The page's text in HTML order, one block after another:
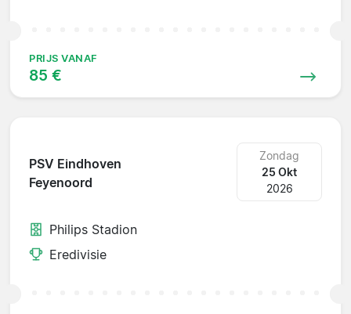
PRIJS VANAF
85 €
PSV Eindhoven
Feyenoord
Zondag
25 Okt
2026
Philips Stadion
Eredivisie